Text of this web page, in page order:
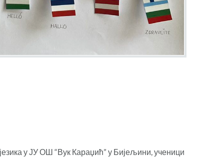
у ЈУ ОШ “Вук Караџић” у Бијељини, ученици